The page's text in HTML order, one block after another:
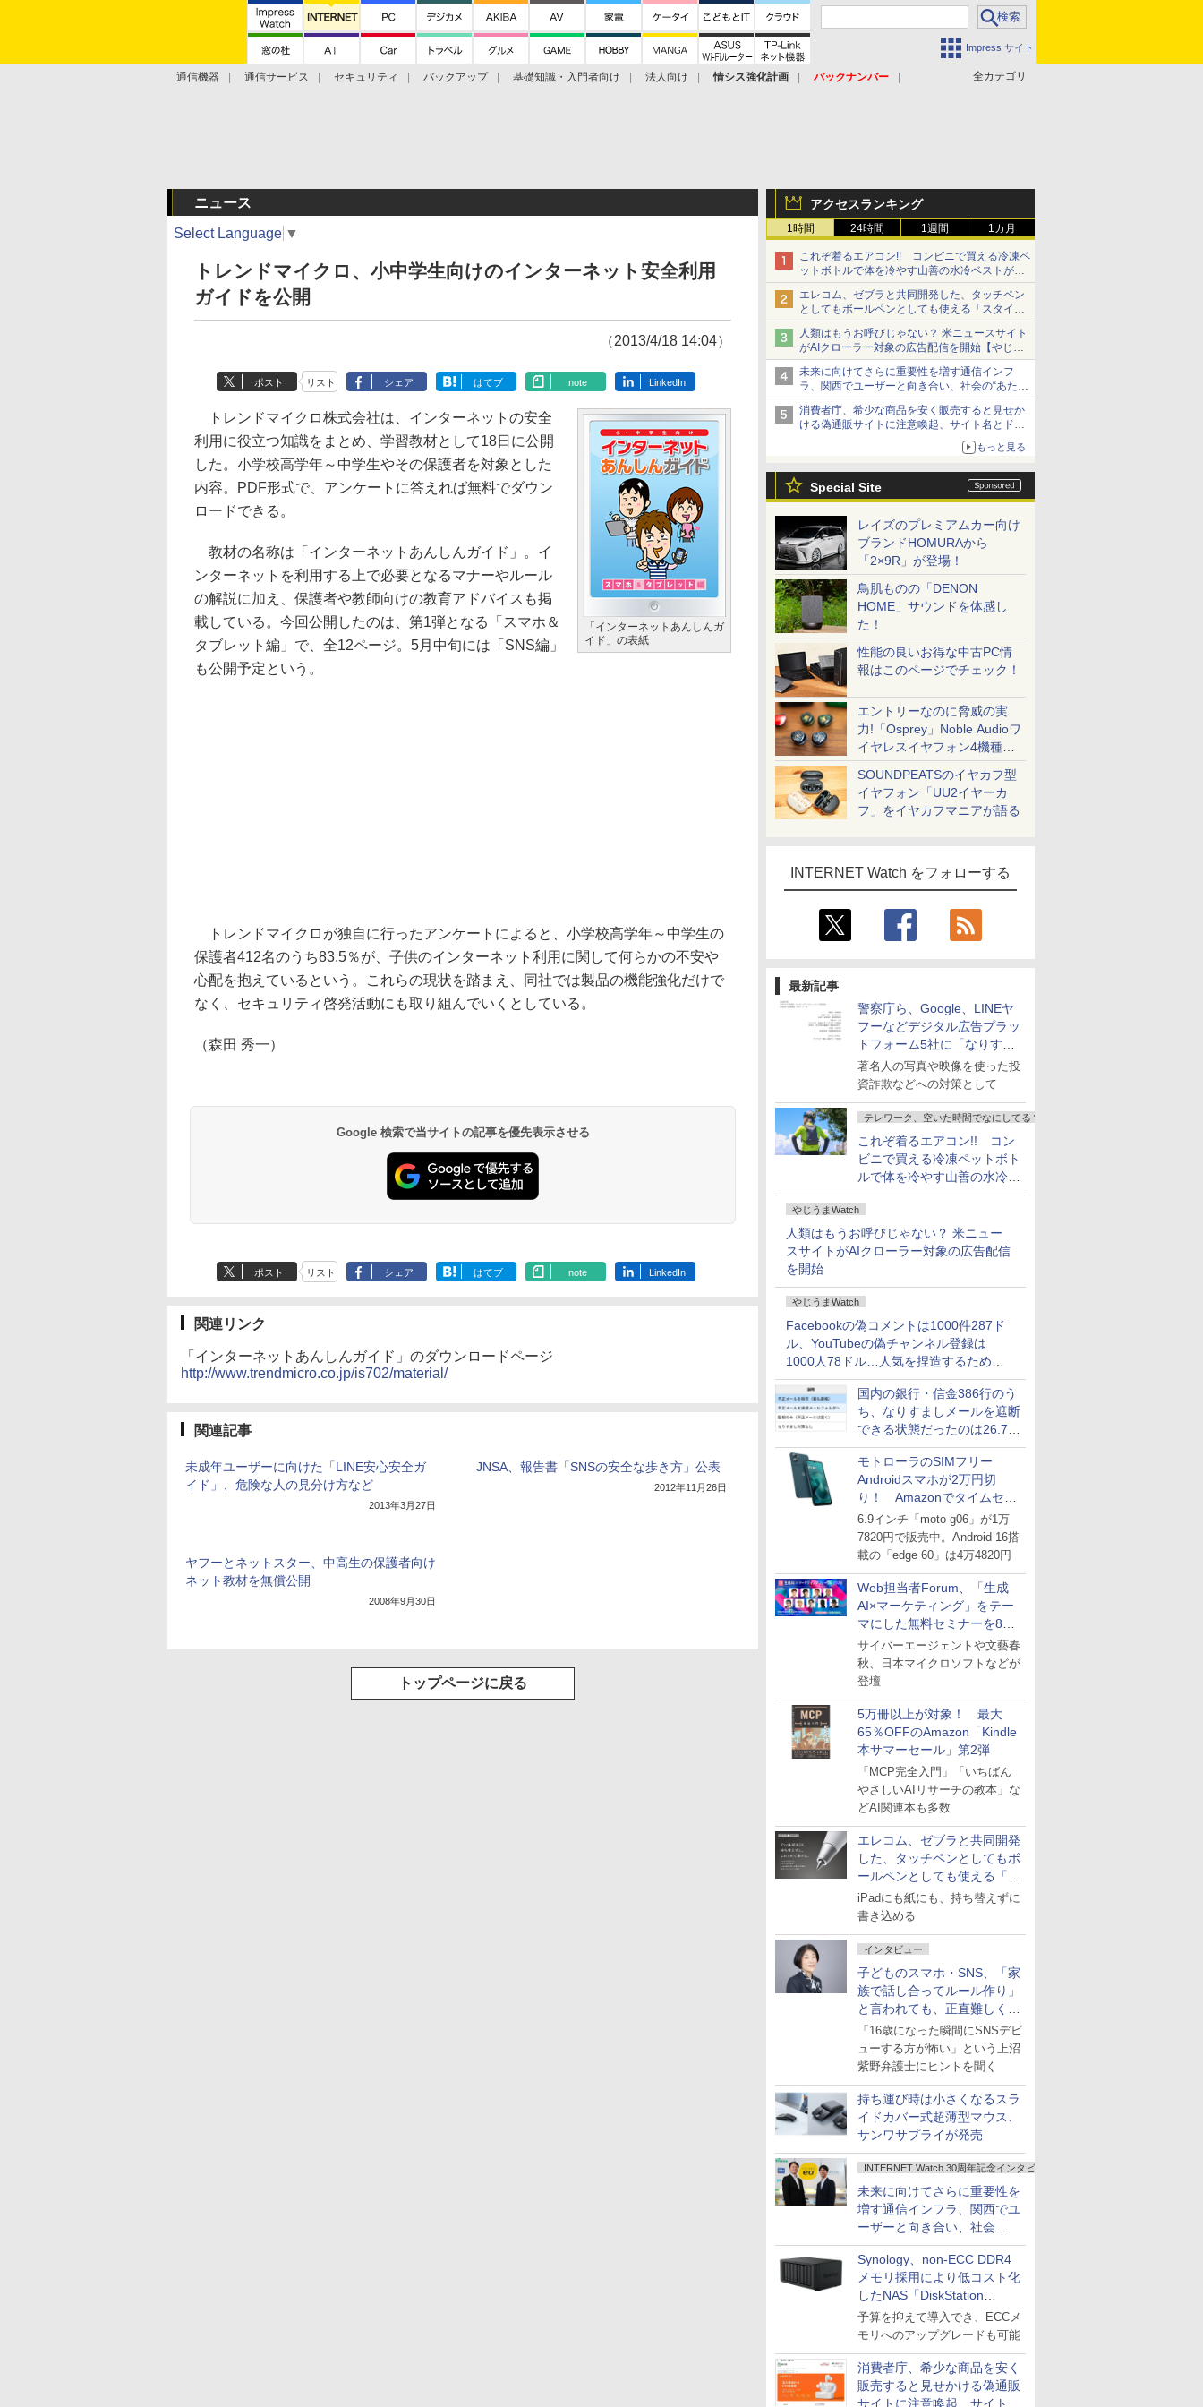
Impress サイト
全カテゴリ
通信機器 通信サービス セキュリティ バックアップ 基礎知識・入門者向け 法人向け 情シス強化計画
バックナンバー
アクセスランキング
1時間 24時間 1週間 1カ月
これぞ着るエアコン!! コンビニで買える冷凍ペ
ットボトルで体を冷やす山善の水冷ベストがロ
ードバイクにちょうどいい【ぼっち・ざ・ろー
ど！その14】【空いた時間でなにしてる？】
エレコム、ゼブラと共同開発した、タッチペン
としてもボールペンとしても使える「スタイラ
スツーウェイ」発売 iPadにも紙にも、持ち替
えずに書き込める
人類はもうお呼びじゃない？ 米ニュースサイト
がAIクローラー対象の広告配信を開始【やじう
まWatch】
未来に向けてさらに重要性を増す通信インフ
ラ、関西でユーザーと向き合い、社会の“あたら
しい”を起動し続ける～オプテージ
消費者庁、希少な商品を安く販売すると見せか
ける偽通販サイトに注意喚起、サイト名とドメ
もっと見る
Special Site
レイズのプレミアムカー向け
ブランドHOMURAから
「2×9R」が登場！
鳥肌ものの「DENON
HOME」サウンドを体感し
た！
性能の良いお得な中古PC情
報はこのページでチェック！
エントリーなのに脅威の実
力!「Osprey」Noble Audioワ
イヤレスイヤフォン4機種を
一気に聴く
SOUNDPEATSのイヤカフ型
イヤフォン「UU2イヤーカ
フ」をイヤカフマニアが語る
INTERNET Watch をフォローする
最新記事
警察庁ら、Google、LINEヤ
フーなどデジタル広告プラッ
トフォーム5社に「なりすま
し詐欺広告」対策強化を要請
著名人の写真や映像を使った投
資詐欺などへの対策として
テレワーク、空いた時間でなにしてる？
これぞ着るエアコン!! コン
ビニで買える冷凍ペットボト
ルで体を冷やす山善の水冷ベ
ストがロードバイクにちょう
どいい【ぼっち・ざ・ろー
ど！その14】
やじうまWatch
人類はもうお呼びじゃない？ 米ニュー
スサイトがAIクローラー対象の広告配信
を開始
やじうまWatch
Facebookの偽コメントは1000件287ド
ル、YouTubeの偽チャンネル登録は
1000人78ドル…人気を捏造するための
価格リストが公開中
国内の銀行・信金386行のう
ち、なりすましメールを遮断
できる状態だったのは26.7％
にとどまる～GMOブランド
セキュリティ調査
モトローラのSIMフリー
Androidスマホが2万円切
り！ Amazonでタイムセー
ル
6.9インチ「moto g06」が1万
7820円で販売中。Android 16搭
載の「edge 60」は4万4820円
Web担当者Forum、「生成
AI×マーケティング」をテー
マにした無料セミナーを8月
27日にオンライン開催
サイバーエージェントや文藝春
秋、日本マイクロソフトなどが
登壇
5万冊以上が対象！ 最大
65％OFFのAmazon「Kindle
本サマーセール」第2弾
「MCP完全入門」「いちばん
やさしいAIリサーチの教本」な
どAI関連本も多数
エレコム、ゼブラと共同開発
した、タッチペンとしてもボ
ールペンとしても使える「ス
タイラスツーウェイ」発売
iPadにも紙にも、持ち替えずに
書き込める
インタビュー
子どものスマホ・SNS、「家
族で話し合ってルール作り」
と言われても、正直難しくな
いですか？
「16歳になった瞬間にSNSデビ
ューする方が怖い」という上沼
紫野弁護士にヒントを聞く
持ち運び時は小さくなるスラ
イドカバー式超薄型マウス、
サンワサプライが発売
INTERNET Watch 30周年記念インタビュー
未来に向けてさらに重要性を
増す通信インフラ、関西でユ
ーザーと向き合い、社会
の“あたらしい”を起動し続け
る～オプテージ
Synology、non-ECC DDR4
メモリ採用により低コスト化
したNAS「DiskStation
neo+」シリーズ
予算を抑えて導入でき、ECCメ
モリへのアップグレードも可能
消費者庁、希少な商品を安く
販売すると見せかける偽通販
サイトに注意喚起、サイト名
ニュース
Select Language ▼
トレンドマイクロ、小中学生向けのインターネット安全利用
ガイドを公開
（2013/4/18 14:04）
ポスト リスト シェア はてブ note LinkedIn
「インターネットあんしんガ
イド」の表紙
トレンドマイクロ株式会社は、インターネットの安全
利用に役立つ知識をまとめ、学習教材として18日に公開
した。小学校高学年～中学生やその保護者を対象とした
内容。PDF形式で、アンケートに答えれば無料でダウン
ロードできる。
教材の名称は「インターネットあんしんガイド」。イ
ンターネットを利用する上で必要となるマナーやルール
の解説に加え、保護者や教師向けの教育アドバイスも掲
載している。今回公開したのは、第1弾となる「スマホ＆
タブレット編」で、全12ページ。5月中旬には「SNS編」
も公開予定という。
トレンドマイクロが独自に行ったアンケートによると、小学校高学年～中学生の
保護者412名のうち83.5％が、子供のインターネット利用に関して何らかの不安や
心配を抱えているという。これらの現状を踏まえ、同社では製品の機能強化だけで
なく、セキュリティ啓発活動にも取り組んでいくとしている。
（森田 秀一）
Google 検索で当サイトの記事を優先表示させる
ポスト リスト シェア はてブ note LinkedIn
関連リンク
「インターネットあんしんガイド」のダウンロードページ
http://www.trendmicro.co.jp/is702/material/
関連記事
未成年ユーザーに向けた「LINE安心安全ガ
イド」、危険な人の見分け方など
2013年3月27日
JNSA、報告書「SNSの安全な歩き方」公表
2012年11月26日
ヤフーとネットスター、中高生の保護者向け
ネット教材を無償公開
2008年9月30日
トップページに戻る